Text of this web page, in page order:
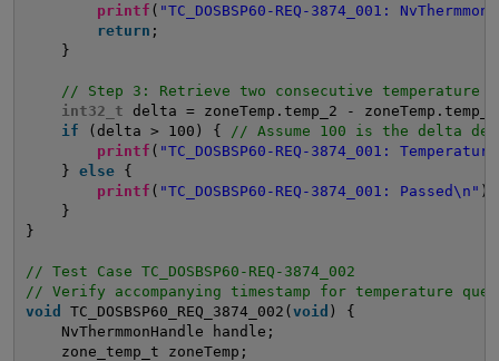
printf ( "TC_DOSBSP60-REQ-3874_001:
return ;
}
// Step 3: Retrieve two consecutive temperature
int32_t
delta = zoneTemp.temp_2 -
if
(delta > 100) {
// Assume 100 is the delta
printf ( "TC_DOSBSP60-REQ-3874_001:
} else
{
printf ( "TC_DOSBSP60-REQ-3874_001: Passed\n" );
}
}
// Test Case TC_DOSBSP60-REQ-3874_002
// Verify accompanying timestamp for temperature
void
TC_DOSBSP60_REQ_3874_002(void ) {
NvThermmonHandle handle;
zone_temp_t zoneTemp;